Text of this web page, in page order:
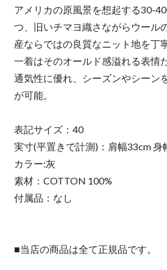
アメリカの原風景を想起する30-
つ、旧いチマヨ織さながらウール
産ならではの良質なニット地を丁
一着はそのオールド感溢れる表情
通気性に優れ、シーズンやシーン
が可能。
表記サイズ：40
実寸(平置きで計測)：肩幅33cm 身
カラー:灰
素材：COTTON 100%
付属品：なし
■当店の商品は全て正規品です。